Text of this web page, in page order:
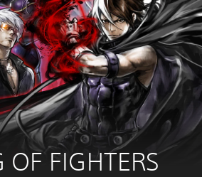
OF FIGHTERS